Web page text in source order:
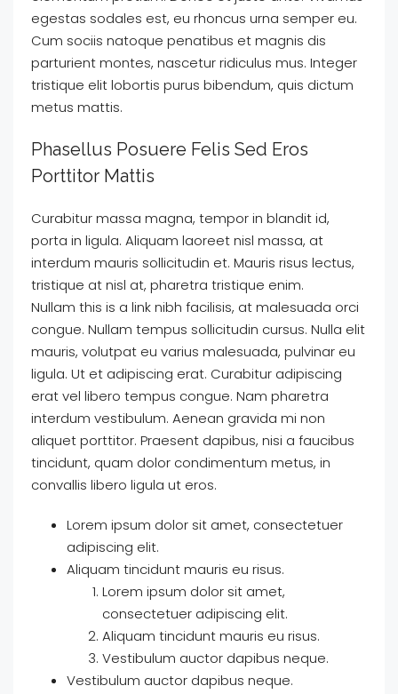
egestas sodales est, eu rhoncus urna semper eu.
Cum sociis natoque penatibus et magnis dis
parturient montes, nascetur ridiculus mus. Integer
tristique elit lobortis purus bibendum, quis dictum
metus mattis.
Phasellus Posuere Felis Sed Eros
Porttitor Mattis
Curabitur massa magna, tempor in blandit id,
porta in ligula. Aliquam laoreet nisl massa, at
interdum mauris sollicitudin et. Mauris risus lectus,
tristique at nisl at, pharetra tristique enim.
Nullam this is a link nibh facilisis, at malesuada orci
congue. Nullam tempus sollicitudin cursus. Nulla elit
mauris, volutpat eu varius malesuada, pulvinar eu
ligula. Ut et adipiscing erat. Curabitur adipiscing
erat vel libero tempus congue. Nam pharetra
interdum vestibulum. Aenean gravida mi non
aliquet porttitor. Praesent dapibus, nisi a faucibus
tincidunt, quam dolor condimentum metus, in
convallis libero ligula ut eros.
Lorem ipsum dolor sit amet, consectetuer
adipiscing elit.
Aliquam tincidunt mauris eu risus.
Lorem ipsum dolor sit amet,
consectetuer adipiscing elit.
Aliquam tincidunt mauris eu risus.
Vestibulum auctor dapibus neque.
Vestibulum auctor dapibus neque.